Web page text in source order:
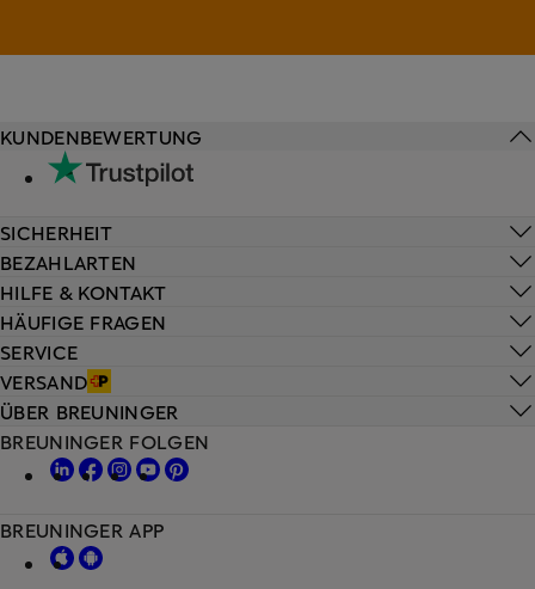
HILFE & KONTAKT
HÄUFIGE FRAGEN
SERVICE
VERSAND
KUNDENBEWERTUNG
SICHERHEIT
BEZAHLARTEN
ÜBER BREUNINGER
BREUNINGER FOLGEN
BREUNINGER APP